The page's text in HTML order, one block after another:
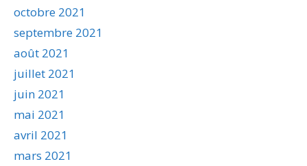
octobre 2021
septembre 2021
août 2021
juillet 2021
juin 2021
mai 2021
avril 2021
mars 2021